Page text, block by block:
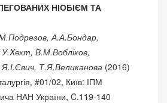
НІОБІЄМ ТА
А.А.Бондар,
В.М.Вобліков,
Т.Я.Великанова (2016)
#01/02, Київ: ІПМ
НАН України, C.119-140